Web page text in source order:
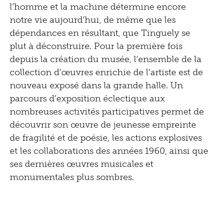
l’homme et la machine détermine encore
notre vie aujourd’hui, de même que les
dépendances en résultant, que Tinguely se
plut à déconstruire. Pour la première fois
depuis la création du musée, l’ensemble de la
collection d’œuvres enrichie de l’artiste est de
nouveau exposé dans la grande halle. Un
parcours d’exposition éclectique aux
nombreuses activités participatives permet de
découvrir son œuvre de jeunesse empreinte
de fragilité et de poésie, les actions explosives
et les collaborations des années 1960, ainsi que
ses dernières œuvres musicales et
monumentales plus sombres.